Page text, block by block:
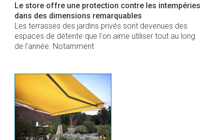
Le store offre une protection contre les intempéries
dans des dimensions remarquables
Les terrasses des jardins privés sont devenues des
espaces de détente que l'on aime utiliser tout au long
de l'année. Notamment